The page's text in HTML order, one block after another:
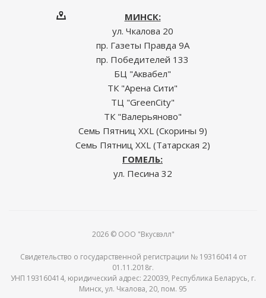
МИНСК:
ул. Чкалова 20
пр. Газеты Правда 9А
пр. Победителей 133
БЦ "Аквабел"
ТК "Арена Сити"
ТЦ "GreenCity"
ТК "Валерьяново"
Семь Пятниц XXL (Скорины 9)
Семь Пятниц XXL (Татарская 2)
ГОМЕЛЬ:
ул. Песина 32
2026 © ООО "Вкусвэлл"
Свидетельство о государственной регистрации № 193160414 от
01.11.2018г.
УНП 193160414, юридический адрес: 220039, Республика Беларусь, г.
Минск, ул. Чкалова, 20, пом. 95